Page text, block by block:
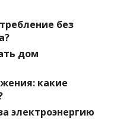
без
дом
какие
электроэнергию